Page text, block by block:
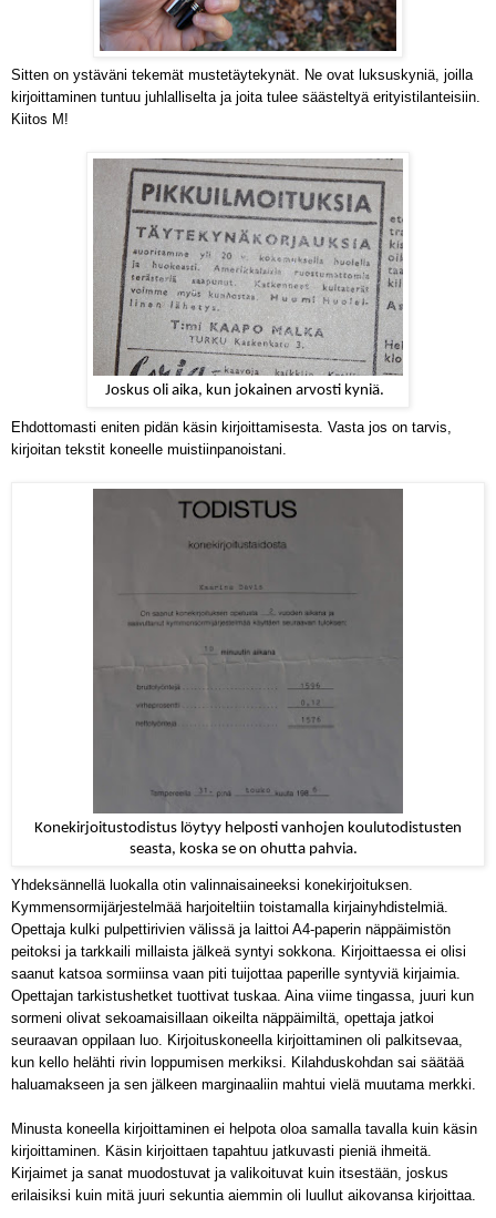
Sitten on ystäväni tekemät mustetäytekynät. Ne ovat luksuskyniä, joilla
kirjoittaminen tuntuu juhlalliselta ja joita tulee säästeltyä erityistilanteisiin.
Kiitos M!
Joskus oli aika, kun jokainen arvosti kyniä.
Ehdottomasti eniten pidän käsin kirjoittamisesta. Vasta jos on tarvis,
kirjoitan tekstit koneelle muistiinpanoistani.
Konekirjoitustodistus löytyy helposti vanhojen koulutodistusten
seasta, koska se on ohutta pahvia.
Yhdeksännellä luokalla otin valinnaisaineeksi konekirjoituksen.
Kymmensormijärjestelmää harjoiteltiin toistamalla kirjainyhdistelmiä.
Opettaja kulki pulpettirivien välissä ja laittoi A4-paperin näppäimistön
peitoksi ja tarkkaili millaista jälkeä syntyi sokkona. Kirjoittaessa ei olisi
saanut katsoa sormiinsa vaan piti tuijottaa paperille syntyviä kirjaimia.
Opettajan tarkistushetket tuottivat tuskaa. Aina viime tingassa, juuri kun
sormeni olivat sekoamaisillaan oikeilta näppäimiltä, opettaja jatkoi
seuraavan oppilaan luo. Kirjoituskoneella kirjoittaminen oli palkitsevaa,
kun kello helähti rivin loppumisen merkiksi. Kilahduskohdan sai säätää
haluamakseen ja sen jälkeen marginaaliin mahtui vielä muutama merkki.
Minusta koneella kirjoittaminen ei helpota oloa samalla tavalla kuin käsin
kirjoittaminen. Käsin kirjoittaen tapahtuu jatkuvasti pieniä ihmeitä.
Kirjaimet ja sanat muodostuvat ja valikoituvat kuin itsestään, joskus
erilaisiksi kuin mitä juuri sekuntia aiemmin oli luullut aikovansa kirjoittaa.